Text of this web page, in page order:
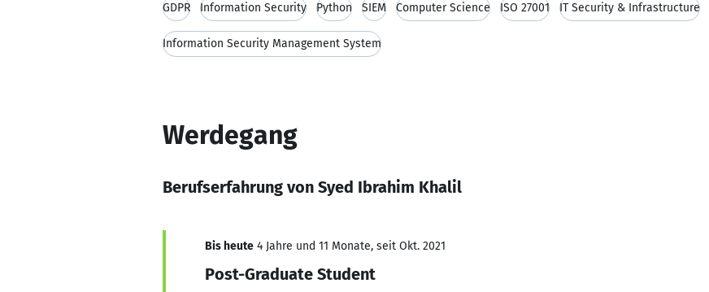
GDPR Information Security Python SIEM Computer Science ISO 27001 IT Security & Infrastructure
Information Security Management System
Werdegang
Berufserfahrung von Syed Ibrahim Khalil
Bis heute 4 Jahre und 11 Monate, seit Okt. 2021
Post-Graduate Student